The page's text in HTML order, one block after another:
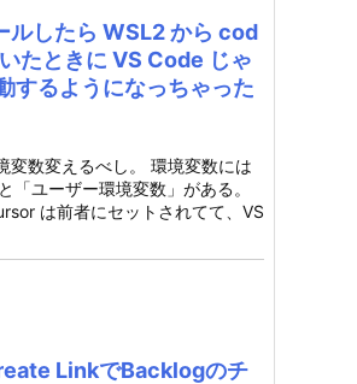
ルしたら WSL2 から cod
たときに VS Code じゃ
するようになっちゃった
変数変えるべし。 環境変数には
「ユーザー環境変数」がある。
は前者にセットされてて、VS
LinkでBacklogのチ